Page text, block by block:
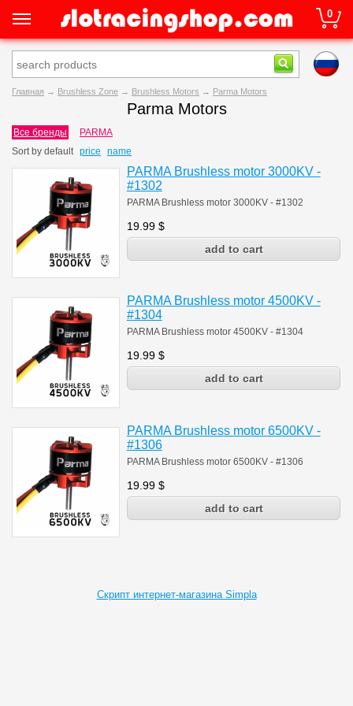
0
Главная → Brushless Zone → Brushless Motors → Parma Motors
Parma Motors
Все бренды
PARMA
Sort by default price name
PARMA Brushless motor 3000KV -
#1302
PARMA Brushless motor 3000KV - #1302
19.99 $
PARMA Brushless motor 4500KV -
#1304
PARMA Brushless motor 4500KV - #1304
19.99 $
PARMA Brushless motor 6500KV -
#1306
PARMA Brushless motor 6500KV - #1306
19.99 $
Скрипт интернет-магазина Simpla